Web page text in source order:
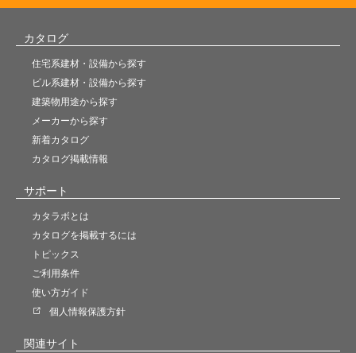
カタログ
住宅系建材・設備から探す
ビル系建材・設備から探す
建築物用途から探す
メーカーから探す
新着カタログ
カタログ掲載情報
サポート
カタラボとは
カタログを掲載するには
トピックス
ご利用条件
使い方ガイド
個人情報保護方針
関連サイト